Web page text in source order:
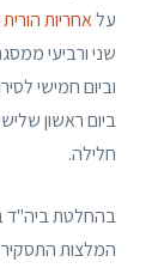
עלאחריות הורית
שני ורביעי
וביום חמישי
ביום ראשון
חלילה.
המלצות התסקיר